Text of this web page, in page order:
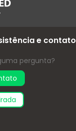
e contato
pergunta?